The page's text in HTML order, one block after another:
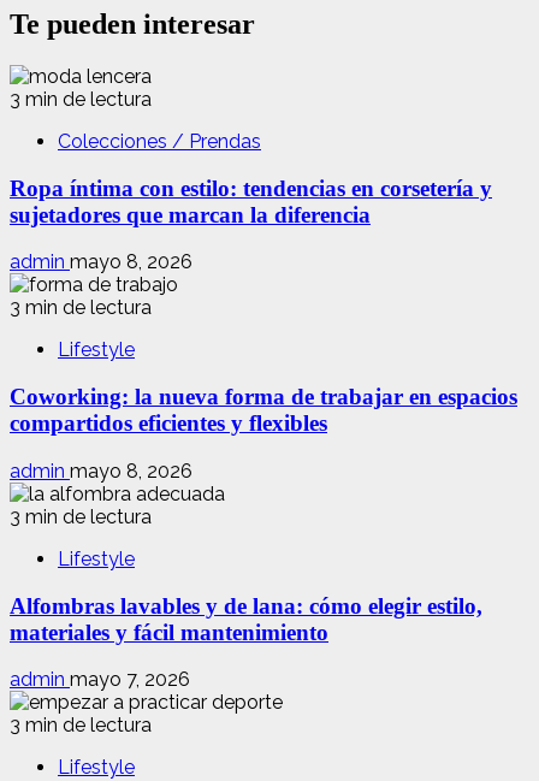
Te pueden interesar
3 min de lectura
Colecciones / Prendas
Ropa íntima con estilo: tendencias en corsetería y
sujetadores que marcan la diferencia
admin mayo 8, 2026
3 min de lectura
Lifestyle
Coworking: la nueva forma de trabajar en espacios
compartidos eficientes y flexibles
admin mayo 8, 2026
3 min de lectura
Lifestyle
Alfombras lavables y de lana: cómo elegir estilo,
materiales y fácil mantenimiento
admin mayo 7, 2026
3 min de lectura
Lifestyle